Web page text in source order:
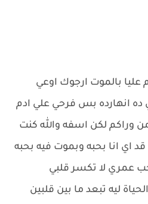
عليا بالموت ارجوك اوعي
انهارده بس فرحي علي ادم
وراكم لكن اسفه والله كنت
اي انا بحبه وبموت فيه بحبه
عمري لا تكسر قلبي
ليه تبعد ما بين قلبين